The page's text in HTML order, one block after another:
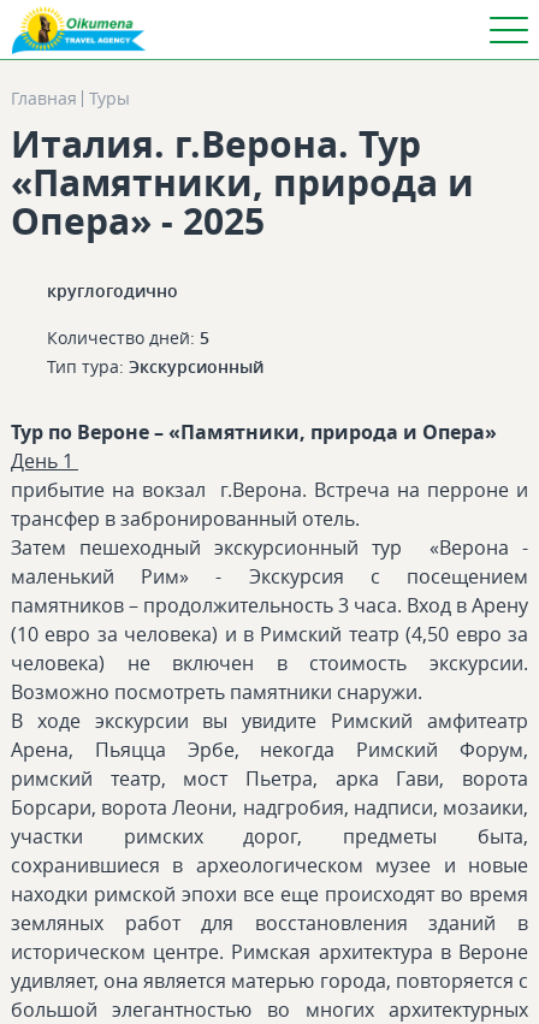
Главная Туры
Италия. г.Верона. Тур
«Памятники, природа и
Опера» - 2025
круглогодично
Количество дней: 5
Тип тура: Экскурсионный
Тур по Вероне – «Памятники, природа и Опера»
День 1
прибытие на вокзал г.Верона. Встреча на перроне и
трансфер в забронированный отель.
Затем пешеходный экскурсионный тур «Верона -
маленький Рим» - Экскурсия с посещением
памятников – продолжительность 3 часа. Вход в Арену
(10 евро за человека) и в Римский театр (4,50 евро за
человека) не включен в стоимость экскурсии.
Возможно посмотреть памятники снаружи.
В ходе экскурсии вы увидите Римский амфитеатр
Арена, Пьяцца Эрбе, некогда Римский Форум,
римский театр, мост Пьетра, арка Гави, ворота
Борсари, ворота Леони, надгробия, надписи, мозаики,
участки римских дорог, предметы быта,
сохранившиеся в археологическом музее и новые
находки римской эпохи все еще происходят во время
земляных работ для восстановления зданий в
историческом центре. Римская архитектура в Вероне
удивляет, она является матерью города, повторяется с
большой элегантностью во многих архитектурных